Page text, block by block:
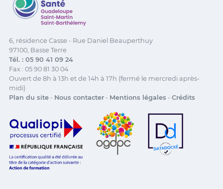
6, résidence Casse - Rue Daniel Beauperthuy
97100, Basse Terre
Tél. : 05 90 41 09 24
Fax : 05 90 81 30 04
Ouvert de 8h à 13h et de 14h à 17h (fermé le mercredi après-
midi)
Plan du site- Nous contacter- Mentions légales - Crédits